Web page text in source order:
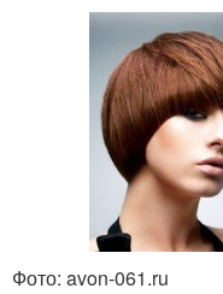
Фото: avon-061.ru